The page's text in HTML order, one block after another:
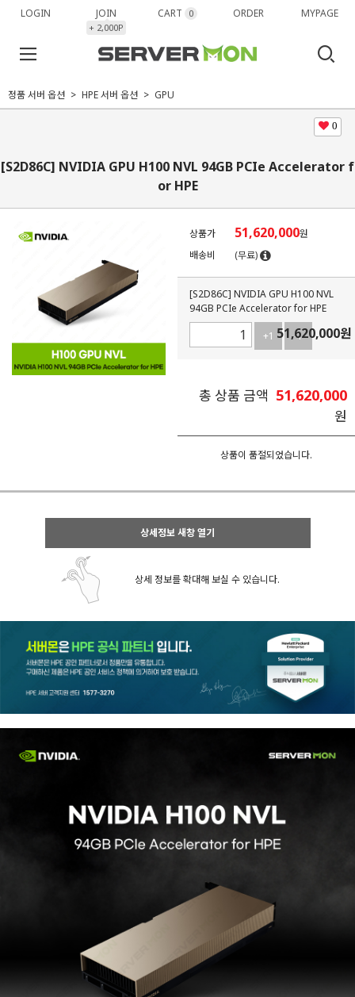
LOGIN JOIN
+ 2,000P
CART 0 ORDER MYPAGE
정품 서버 옵션 HPE 서버 옵션 GPU
0
[S2D86C] NVIDIA GPU H100 NVL 94GB PCIe Accelerator f
or HPE
상품가 51,620,000원
배송비
(무료)
[S2D86C] NVIDIA GPU H100 NVL
94GB PCIe Accelerator for HPE
+1 -1
51,620,000원
총 상품 금액 51,620,000
원
상품이 품절되었습니다.
상세정보 새창 열기
상세 정보를 확대해 보실 수 있습니다.